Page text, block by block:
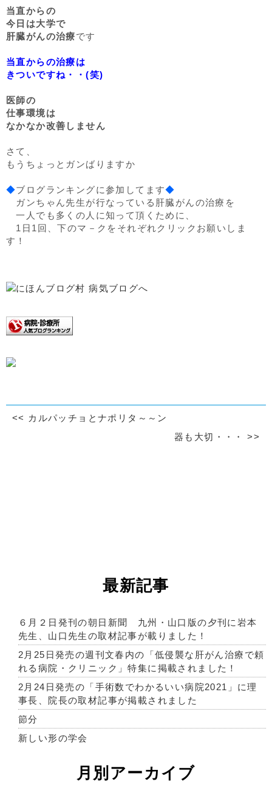
当直からの
今日は大学で
肝臓がんの治療です
当直からの治療は
きついですね・・(笑)
医師の
仕事環境は
なかなか改善しません
さて、
もうちょっとガンばりますか
◆ブログランキングに参加してます◆
ガンちゃん先生が行なっている肝臓がんの治療を
一人でも多くの人に知って頂くために、
1日1回、下のマ－クをそれぞれクリックお願いしま
す！
<< カルパッチョとナポリタ～～ン
器も大切・・・>>
最新記事
６月２日発刊の朝日新聞 九州・山口版の夕刊に岩本
先生、山口先生の取材記事が載りました！
2月25日発売の週刊文春内の「低侵襲な肝がん治療で頼
れる病院・クリニック」特集に掲載されました！
2月24日発売の「手術数でわかるいい病院2021」に理
事長、院長の取材記事が掲載されました
節分
新しい形の学会
月別アーカイブ